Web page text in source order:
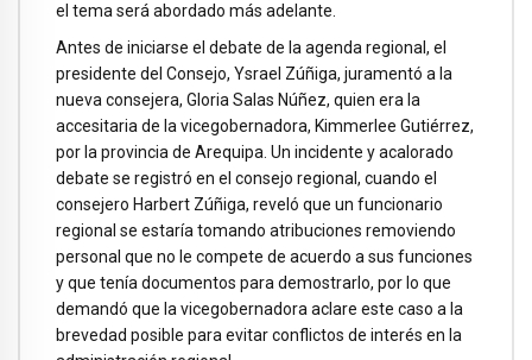
el tema será abordado más adelante.
Antes de iniciarse el debate de la agenda regional, el
presidente del Consejo, Ysrael Zúñiga, juramentó a la
nueva consejera, Gloria Salas Núñez, quien era la
accesitaria de la vicegobernadora, Kimmerlee Gutiérrez,
por la provincia de Arequipa. Un incidente y acalorado
debate se registró en el consejo regional, cuando el
consejero Harbert Zúñiga, reveló que un funcionario
regional se estaría tomando atribuciones removiendo
personal que no le compete de acuerdo a sus funciones
y que tenía documentos para demostrarlo, por lo que
demandó que la vicegobernadora aclare este caso a la
brevedad posible para evitar conflictos de interés en la